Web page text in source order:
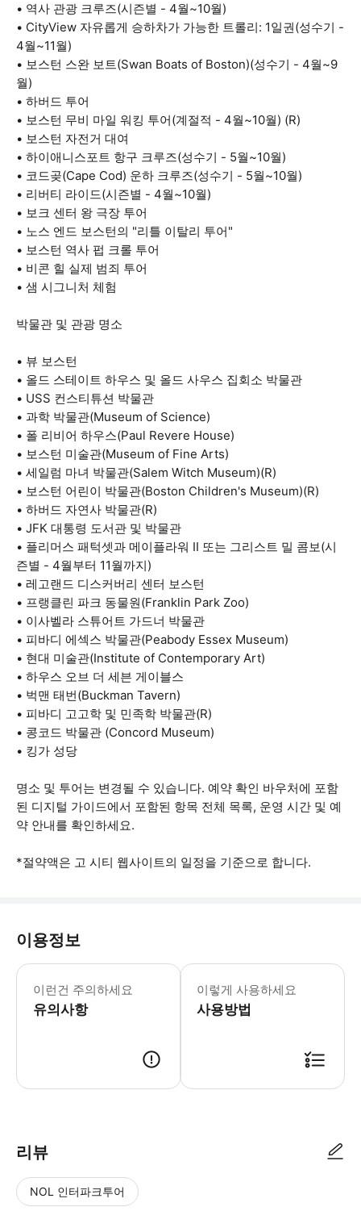
• 역사 관광 크루즈(시즌별 - 4월~10월)
• CityView 자유롭게 승하차가 가능한 트롤리: 1일권(성수기 -
4월~11월)
• 보스턴 스완 보트(Swan Boats of Boston)(성수기 - 4월~9
월)
• 하버드 투어
• 보스턴 무비 마일 워킹 투어(계절적 - 4월~10월) (R)
• 보스턴 자전거 대여
• 하이애니스포트 항구 크루즈(성수기 - 5월~10월)
• 코드곶(Cape Cod) 운하 크루즈(성수기 - 5월~10월)
• 리버티 라이드(시즌별 - 4월~10월)
• 보크 센터 왕 극장 투어
• 노스 엔드 보스턴의 "리틀 이탈리 투어"
• 보스턴 역사 펍 크롤 투어
• 비콘 힐 실제 범죄 투어
• 샘 시그니처 체험
박물관 및 관광 명소
• 뷰 보스턴
• 올드 스테이트 하우스 및 올드 사우스 집회소 박물관
• USS 컨스티튜션 박물관
• 과학 박물관(Museum of Science)
• 폴 리비어 하우스(Paul Revere House)
• 보스턴 미술관(Museum of Fine Arts)
• 세일럼 마녀 박물관(Salem Witch Museum)(R)
• 보스턴 어린이 박물관(Boston Children's Museum)(R)
• 하버드 자연사 박물관(R)
• JFK 대통령 도서관 및 박물관
• 플리머스 패턱셋과 메이플라워 II 또는 그리스트 밀 콤보(시
즌별 - 4월부터 11월까지)
• 레고랜드 디스커버리 센터 보스턴
• 프랭클린 파크 동물원(Franklin Park Zoo)
• 이사벨라 스튜어트 가드너 박물관
• 피바디 에섹스 박물관(Peabody Essex Museum)
• 현대 미술관(Institute of Contemporary Art)
• 하우스 오브 더 세븐 게이블스
• 벅맨 태번(Buckman Tavern)
• 피바디 고고학 및 민족학 박물관(R)
• 콩코드 박물관 (Concord Museum)
• 킹가 성당
명소 및 투어는 변경될 수 있습니다. 예약 확인 바우처에 포함
된 디지털 가이드에서 포함된 항목 전체 목록, 운영 시간 및 예
약 안내를 확인하세요.
*절약액은 고 시티 웹사이트의 일정을 기준으로 합니다.
이용정보
이런건 주의하세요
유의사항
- 패스는 구매일로부터 1년 동안 유효
이렇게 사용하세요
사용방법
리뷰
NOL 인터파크투어